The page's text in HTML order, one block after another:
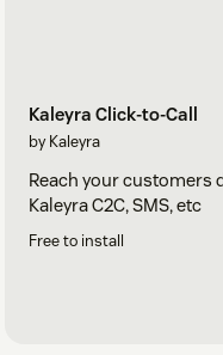
Kaleyra Click-to-Call
by Kaleyra
Reach your customers
Kaleyra C2C, SMS, etc
Free to install